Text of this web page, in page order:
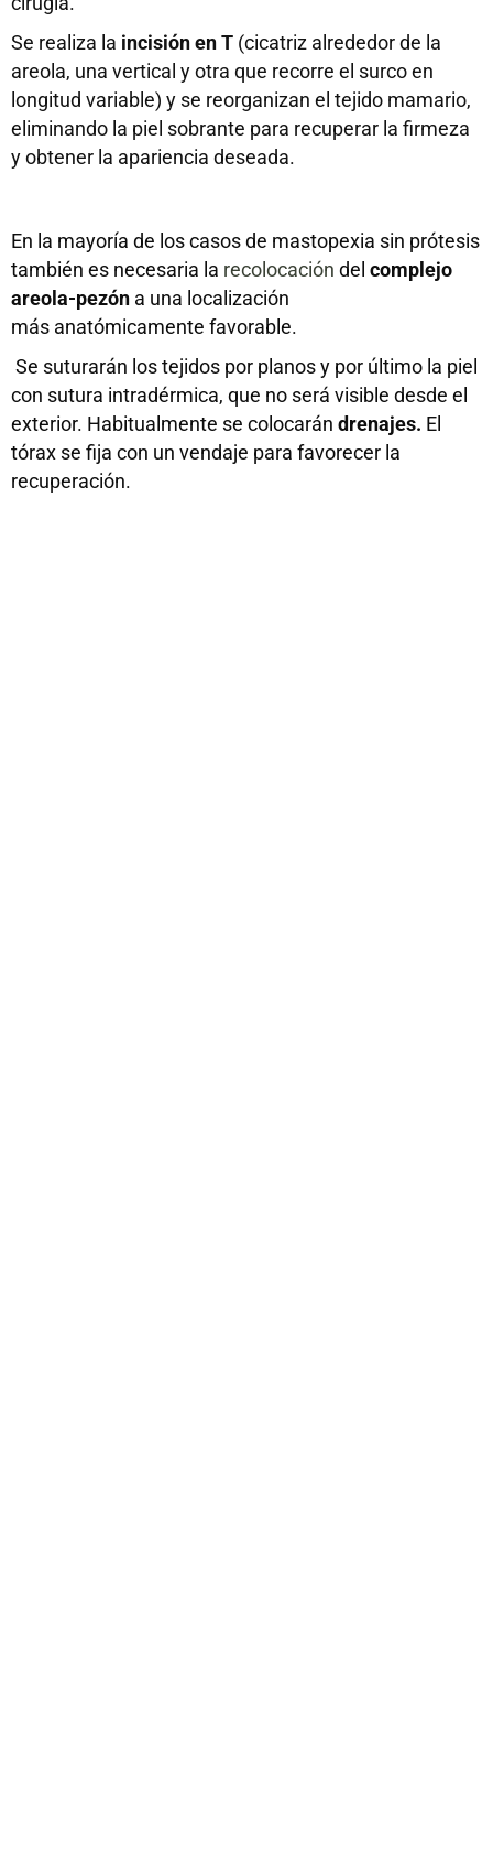
Se realiza la incisión en T (cicatriz alrededor de la
areola, una vertical y otra que recorre el surco en
longitud variable) y se reorganizan el tejido mamario,
eliminando la piel sobrante para recuperar la firmeza
y obtener la apariencia deseada.
En la mayoría de los casos de mastopexia sin prótesis
también es necesaria la recolocación del complejo
areola-pezón a una localización
más anatómicamente favorable.
Se suturarán los tejidos por planos y por último la piel
con sutura intradérmica, que no será visible desde el
exterior. Habitualmente se colocarán drenajes. El
tórax se fija con un vendaje para favorecer la
recuperación.